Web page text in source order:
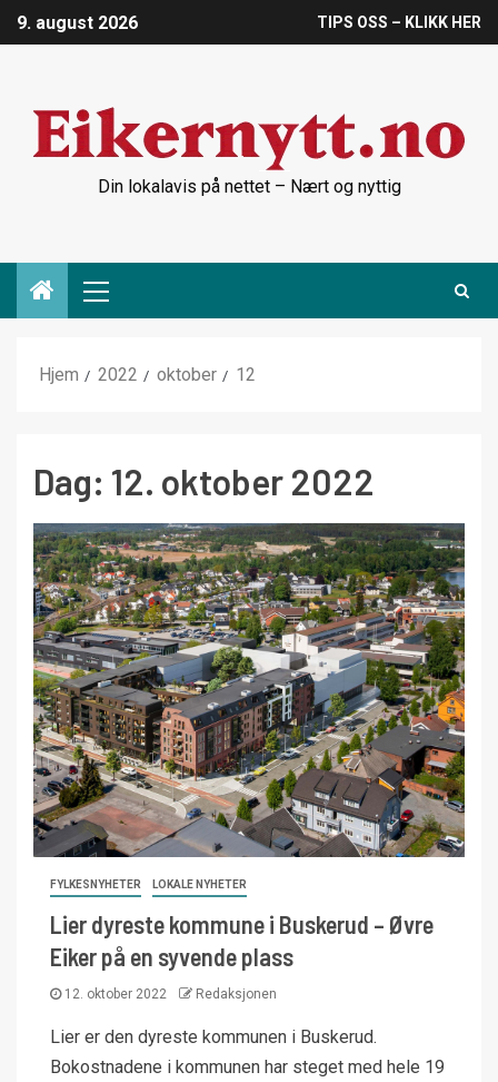
9. august 2026 TIPS OSS – KLIKK HER
Din lokalavis på nettet – Nært og nyttig
Hjem 2022 oktober 12
Dag: 12. oktober 2022
FYLKESNYHETER LOKALE NYHETER
Lier dyreste kommune i Buskerud – Øvre
Eiker på en syvende plass
12. oktober 2022 Redaksjonen
Lier er den dyreste kommunen i Buskerud.
Bokostnadene i kommunen har steget med hele 19